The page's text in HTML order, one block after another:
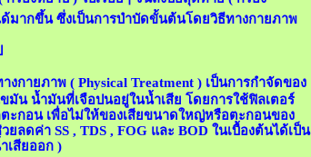
ด้มากขึ้น ซึ่งเป็นการบำบัดขั้นต้นโดยวิธีทางกายภาพ
งกายภาพ ( Physical Treatment ) เป็นการกำจัดของ
น น้ำมันที่เจือปนอยู่ในน้ำเสีย โดยการใช้ฟิลเตอร์
ะกอน เพื่อไม่ให้ของเสียขนาดใหญ่หรือตะกอนของ
ลดค่า SS , TDS , FOG และ BOD ในเบื้องต้นได้เป็น
เสียออก )